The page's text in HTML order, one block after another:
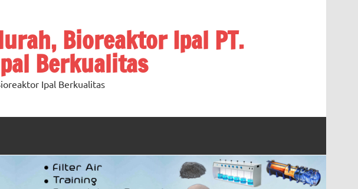
Bioreaktor Ipal PT.
Berkualitas
Ipal Berkualitas